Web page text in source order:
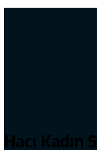
Hacı Kadın